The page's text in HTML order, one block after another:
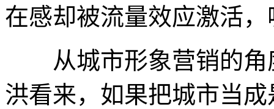
在感却被流量效应激活
从城市形象营销的角
洪看来，如果把城市当